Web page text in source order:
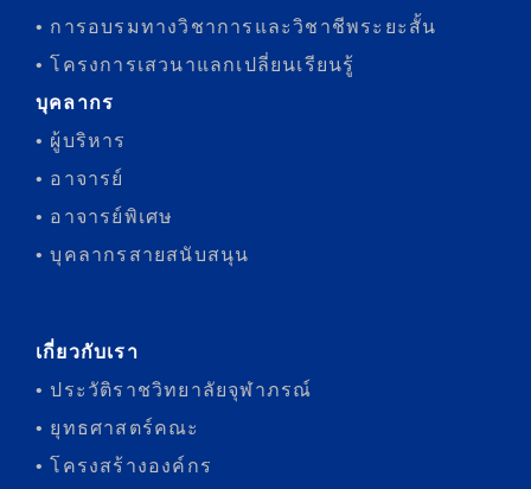
• การอบรมทางวิชาการและวิชาชีพระยะสั้น
• โครงการเสวนาแลกเปลี่ยนเรียนรู้
บุคลากร
• ผู้บริหาร
• อาจารย์
• อาจารย์พิเศษ
• บุคลากรสายสนับสนุน
เกี่ยวกับเรา
• ประวัติราชวิทยาลัยจุฬาภรณ์
• ยุทธศาสตร์คณะ
• โครงสร้างองค์กร